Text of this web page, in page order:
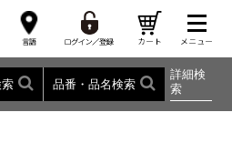
品番・品名検索
詳細検
索